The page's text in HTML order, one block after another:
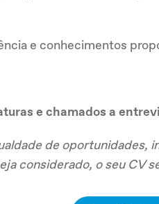
e conhecimentos
e chamados a
de oportunidades,
considerado, o seu CV